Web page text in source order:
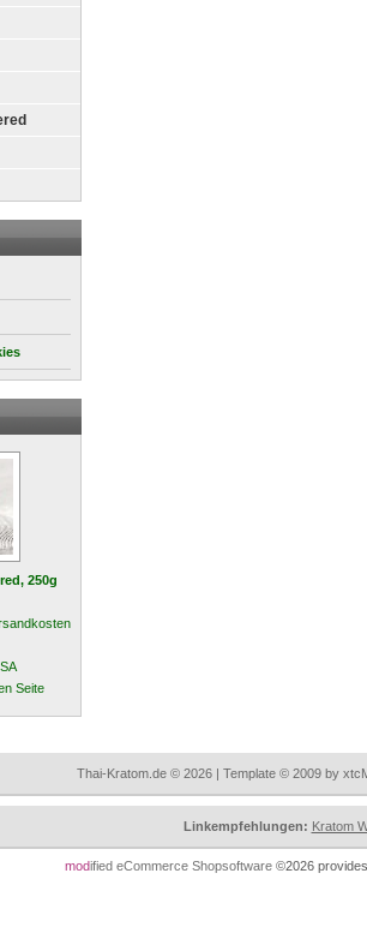
250g
Seite
Thai-Kratom.de © 2026 | Template © 2009 by
Linkempfehlungen: Kratom
modified eCommerce Shopsoftware©2026